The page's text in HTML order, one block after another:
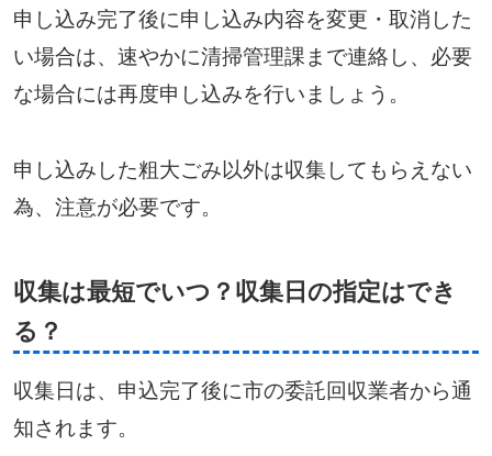
申し込み完了後に申し込み内容を変更・取消した
い場合は、速やかに清掃管理課まで連絡し、必要
な場合には再度申し込みを行いましょう。
申し込みした粗大ごみ以外は収集してもらえない
為、注意が必要です。
収集は最短でいつ？収集日の指定はでき
る？
収集日は、申込完了後に市の委託回収業者から通
知されます。